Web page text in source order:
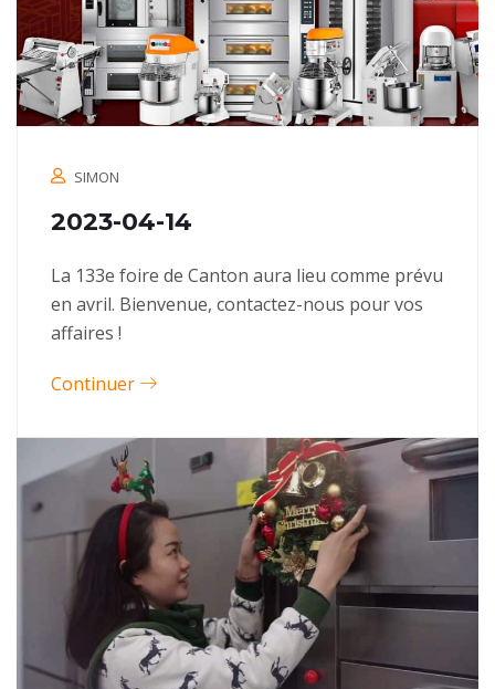
SIMON
2023-04-14
La 133e foire de Canton aura lieu comme prévu
en avril. Bienvenue, contactez-nous pour vos
affaires !
Continuer